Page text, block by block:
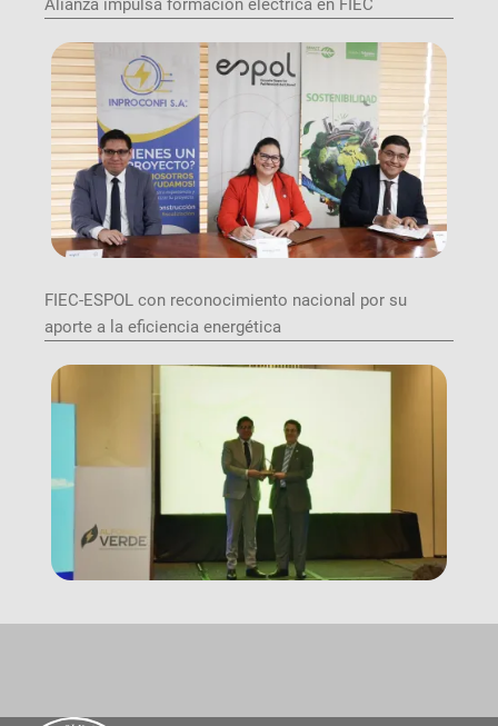
Alianza impulsa formación eléctrica en FIEC
Image
FIEC-ESPOL con reconocimiento nacional por su
aporte a la eficiencia energética
Image